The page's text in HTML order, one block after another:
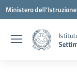
Vai ai contenuti
Vai al menu di
Vai al footer
Ministero